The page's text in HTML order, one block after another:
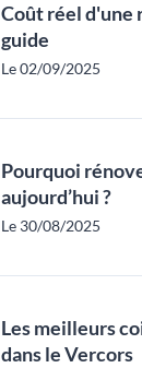
Coût réel d'une
guide
Le 02/09/2025
Pourquoi
aujourd’hui ?
Le 30/08/2025
Les meilleurs
dans le Vercors